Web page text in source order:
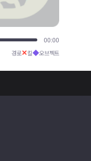
00:00
경로✕킬◆오브젝트